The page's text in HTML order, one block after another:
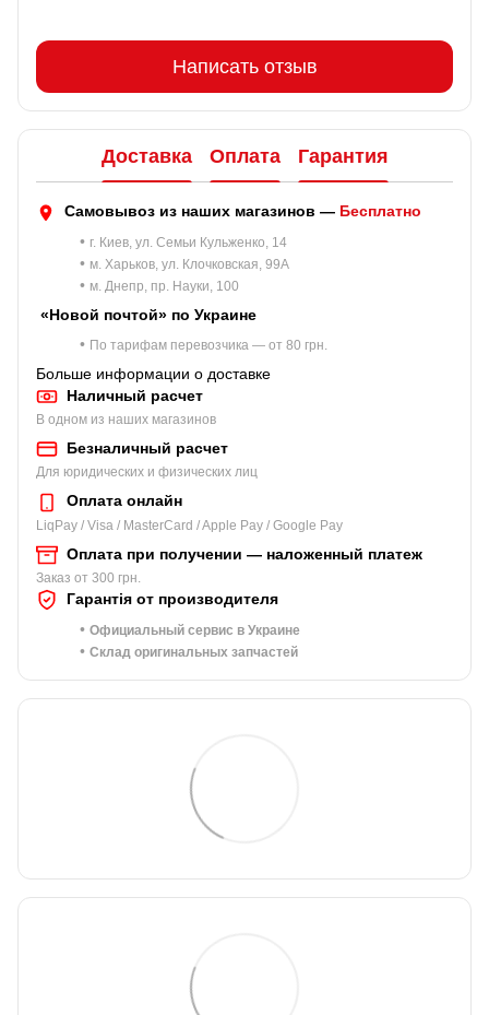
Написать отзыв
Доставка Оплата Гарантия
Самовывоз из наших магазинов — Бесплатно
• г. Киев, ул. Семьи Кульженко, 14
• м. Харьков, ул. Клочковская, 99A
• м. Днепр, пр. Науки, 100
«Новой почтой» по Украине
• По тарифам перевозчика — от 80 грн.
Больше информации о доставке
Наличный расчет
В одном из наших магазинов
Безналичный расчет
Для юридических и физических лиц
Оплата онлайн
LiqPay / Visa / MasterCard / Apple Pay / Google Pay
Оплата при получении — наложенный платеж
Заказ от 300 грн.
Гарантія от производителя
• Официальный сервис в Украине
• Склад оригинальных запчастей